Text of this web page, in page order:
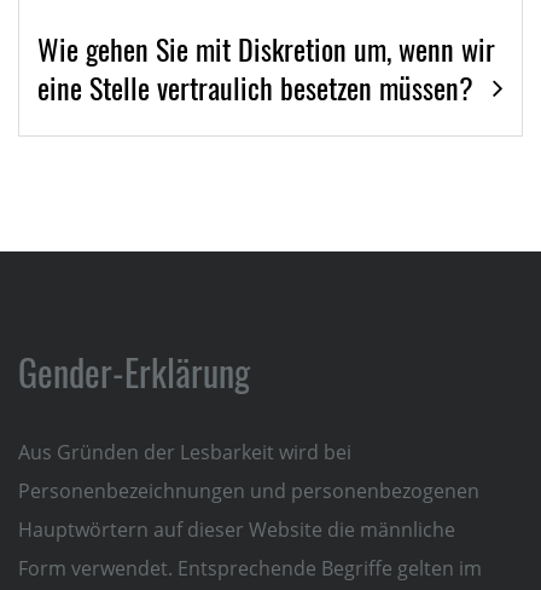
Wie gehen Sie mit Diskretion um, wenn wir
eine Stelle vertraulich besetzen müssen?
Gender-Erklärung
Aus Gründen der Lesbarkeit wird bei
Personenbezeichnungen und personenbezogenen
Hauptwörtern auf dieser Website die männliche
Form verwendet. Entsprechende Begriffe gelten im